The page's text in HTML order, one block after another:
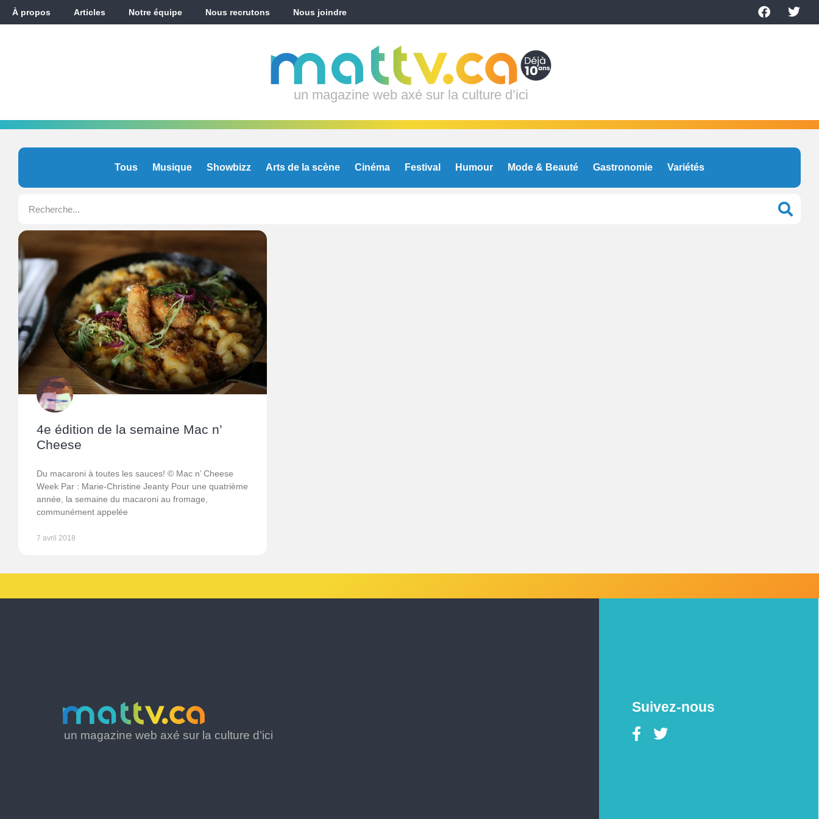
À propos Articles Notre équipe Nous recrutons Nous joindre
un magazine web axé sur la culture d’ici
Tous Musique Showbizz Arts de la scène Cinéma Festival Humour Mode & Beauté Gastronomie Variétés
4e édition de la semaine Mac n’
Cheese
Du macaroni à toutes les sauces! © Mac n’ Cheese
Week Par : Marie-Christine Jeanty Pour une quatrième
année, la semaine du macaroni au fromage,
communément appelée
7 avril 2018
un magazine web axé sur la culture d’ici
Suivez-nous